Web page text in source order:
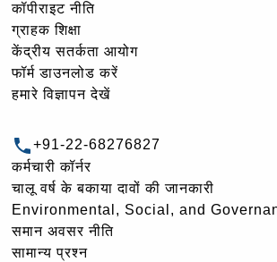
कॉपीराइट नीति
ग्राहक शिक्षा
केंद्रीय सतर्कता आयोग
फॉर्म डाउनलोड करें
हमारे विज्ञापन देखें
+91-22-68276827
कर्मचारी कॉर्नर
चालू वर्ष के बकाया दावों की जानकारी
Environmental, Social, and
समान अवसर नीति
सामान्य प्रश्न